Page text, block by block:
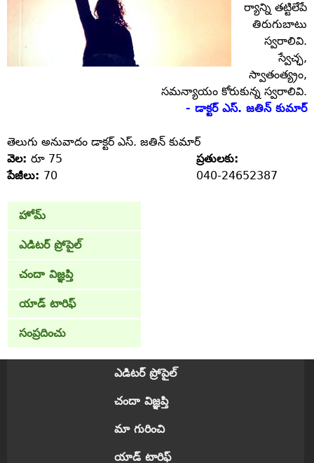
ర్యాన్ని తట్టిలేపే
తిరుగుబాటు
స్వరాలివి.
స్వేచ్ఛ,
స్వాతంత్య్రం,
సమన్యాయం కోరుకున్న స్వరాలివి.
- డాక్టర్‌ ఎస్‌. జతిన్‌ కుమార్‌
తెలుగు అనువాదం డాక్టర్‌ ఎస్‌. జతిన్‌ కుమార్‌
వెల: రూ 75
పేజీలు: 70
ప్రతులకు:
040-24652387
హోమ్
ఎడిటర్ ప్రోపైల్
చందా విజ్ఞప్తి
యాడ్ టారిఫ్
సంప్రదించు
ఎడిటర్ ప్రోపైల్
చందా విజ్ఞప్తి
మా గురించి
యాడ్ టారిఫ్